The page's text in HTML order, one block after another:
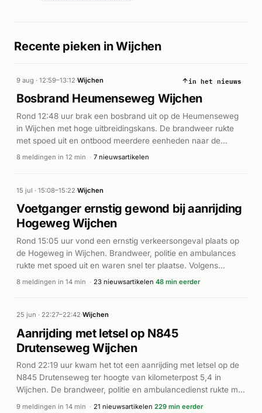
Recente pieken in Wijchen
9 aug · 12:59–13:12·Wijchen in het nieuws
Bosbrand Heumenseweg Wijchen
Rond 12:48 uur brak een bosbrand uit op de Heumenseweg
in Wijchen met hoge uitbreidingskans. De brandweer rukte
met spoed uit en ontbood meerdere eenheden naar de
locatie. Het incident genereerde in korte tijd negen
bosbrand op de Heumenseweg in Wijchen in de vroege
middag. De brandweer zette aanzienlijke middelen in om
verspreiding tegen te gaan.
8 meldingen in 12 min · 7 nieuwsartikelen
15 jul · 15:08–15:22·Wijchen
Voetganger ernstig gewond bij aanrijding
Hogeweg Wijchen
Rond 15:05 uur vond een ernstig verkeersongeval plaats op
de Hogeweg in Wijchen. Brandweer, politie en ambulances
rukte met spoed uit en waren snel ter plaatse. Volgens
meerdere nieuwsbronnen raakte een 47-jarige voetganger
ernstige verwondingen naar het ziekenhuis vervoerd. Twee
ambulances werden ingezet voor de hulpverlening.
8 meldingen in 14 min · 23 nieuwsartikelen 48 min eerder
25 jun · 22:27–22:42·Wijchen
Aanrijding met letsel op N845
Drutenseweg Wijchen
Rond 22:19 uur kwam het tot een aanrijding met letsel op de
N845 Drutenseweg ter hoogte van kilometerpost 5,4 in
Wijchen. De brandweer, politie en ambulancedienst rukte met
spoed uit. Een ambulance (A1) werd ingezet voor
9 meldingen in 14 min · 21 nieuwsartikelen 229 min eerder